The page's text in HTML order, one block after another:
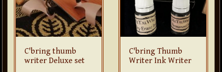
C'bring thumb
writer Deluxe set
C'bring Thumb
Writer Ink Writer